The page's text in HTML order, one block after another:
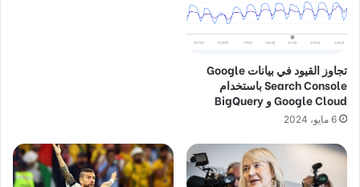
تجاوز القيود في بيانات Google
Search Console باستخدام
Google Cloud و BigQuery
6 مايو، 2024